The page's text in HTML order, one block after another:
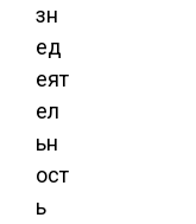
зн
ед
еят
ел
ьн
ост
ь